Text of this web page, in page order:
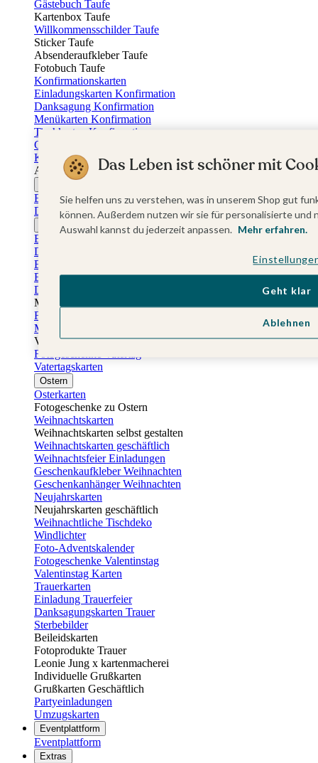
Gästebuch Taufe
Kartenbox Taufe
Willkommensschilder Taufe
Sticker Taufe
Absenderaufkleber Taufe
Fotobuch Taufe
Konfirmationskarten
Einladungskarten Konfirmation
Danksagung Konfirmation
Menükarten Konfirmation
Tischkarten Konfirmation
Gästebuch Konfirmation
Kerzen Konfirmation
Aufkleber zum Anlass Ihres Kindes
Einladungskarten Firmung
Dankeskarten Firmung
Jugendweihekarten
Einladungskarten Jugendweihe
Dankeskarten Jugendweihe
Einschulungskarten
Einladungskarten Einschulung
Danksagung Einschulung
Muttertag
Fotogeschenke Muttertag
Muttertagskarten
Vatertag
Fotogeschenke Vatertag
Vatertagskarten
Ostern
Osterkarten
Fotogeschenke zu Ostern
Weihnachtskarten
Weihnachtskarten selbst gestalten
Weihnachtskarten geschäftlich
Weihnachtsfeier Einladungen
Geschenkaufkleber Weihnachten
Geschenkanhänger Weihnachten
Neujahrskarten
Neujahrskarten geschäftlich
Weihnachtliche Tischdeko
Windlichter
Foto-Adventskalender
Fotogeschenke Valentinstag
Valentinstag Karten
Trauerkarten
Einladung Trauerfeier
Danksagungskarten Trauer
Sterbebilder
Beileidskarten
Fotoprodukte Trauer
Leonie Jung x kartenmacherei
Individuelle Grußkarten
Grußkarten Geschäftlich
Partyeinladungen
Umzugskarten
Eventplattform
Eventplattform
Extras
Das Leben ist schöner mit
Sie helfen uns zu verstehen, was in unserem Shop gut
können. Außerdem nutzen wir sie für personalisierte
Auswahl kannst du jederzeit anpassen. Mehr erfahren.
Ablehnen
Geht klar